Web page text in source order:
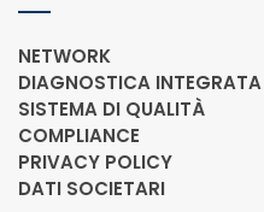
NETWORK
DIAGNOSTICA INTEGRATA
SISTEMA DI QUALITÀ
COMPLIANCE
PRIVACY POLICY
DATI SOCIETARI